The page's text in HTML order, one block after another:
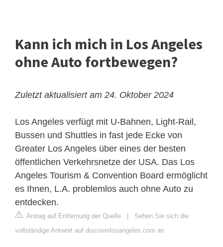
Kann ich mich in Los Angeles
ohne Auto fortbewegen?
Zuletzt aktualisiert am 24. Oktober 2024
Los Angeles verfügt mit U-Bahnen, Light-Rail,
Bussen und Shuttles in fast jede Ecke von
Greater Los Angeles über eines der besten
öffentlichen Verkehrsnetze der USA. Das Los
Angeles Tourism & Convention Board ermöglicht
es Ihnen, L.A. problemlos auch ohne Auto zu
entdecken.
Antrag auf Entfernung der Quelle
Sehen Sie sich die
vollständige Antwort auf discoverlosangeles.com an